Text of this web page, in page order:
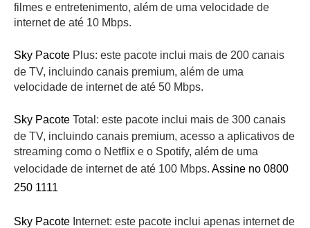
filmes e entretenimento, além de uma velocidade de
internet de até 10 Mbps.
Sky Pacote Plus: este pacote inclui mais de 200 canais
de TV, incluindo canais premium, além de uma
velocidade de internet de até 50 Mbps.
Sky Pacote Total: este pacote inclui mais de 300 canais
de TV, incluindo canais premium, acesso a aplicativos de
streaming como o Netflix e o Spotify, além de uma
velocidade de internet de até 100 Mbps. Assine no 0800
250 1111
Sky Pacote Internet: este pacote inclui apenas internet de